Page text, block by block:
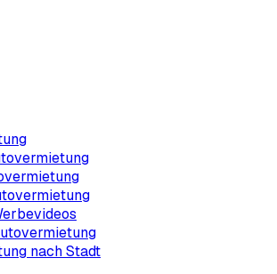
nach Stadt